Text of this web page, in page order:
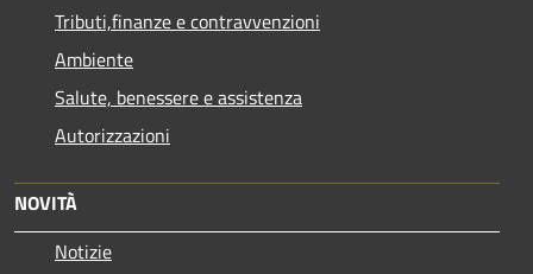
Tributi,finanze e contravvenzioni
Ambiente
Salute, benessere e assistenza
Autorizzazioni
NOVITÀ
Notizie